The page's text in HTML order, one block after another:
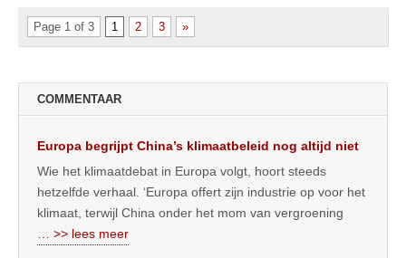
Page 1 of 3 1 2 3 »
COMMENTAAR
Europa begrijpt China’s klimaatbeleid nog altijd niet
Wie het klimaatdebat in Europa volgt, hoort steeds
hetzelfde verhaal. ‘Europa offert zijn industrie op voor het
klimaat, terwijl China onder het mom van vergroening
… >> lees meer